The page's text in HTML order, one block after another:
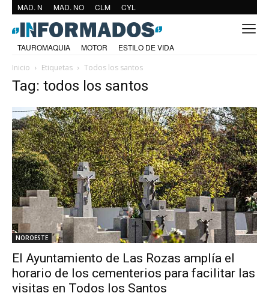
MAD. N MAD. NO CLM CYL
TAUROMAQUIA MOTOR
ESTILO DE VIDA
Inicio
Etiquetas Todos los santos
Tag: todos los santos
NOROESTE
El Ayuntamiento de Las Rozas amplía el
horario de los cementerios para facilitar las
visitas en Todos los Santos